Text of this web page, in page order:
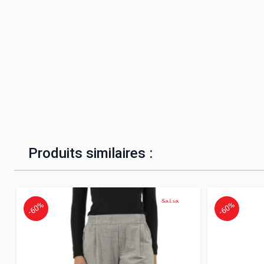
Produits similaires :
-60% -60%